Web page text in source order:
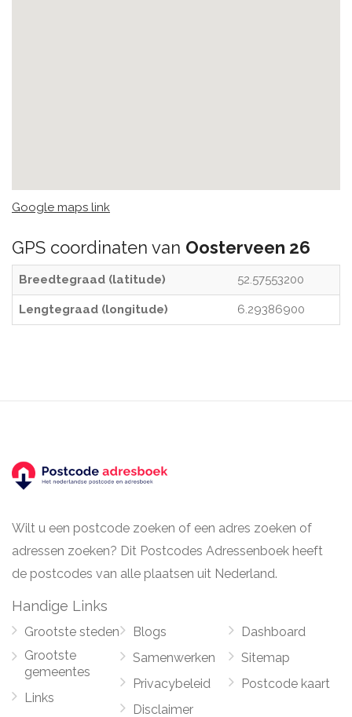
Google maps link
GPS coordinaten van Oosterveen 26
Breedtegraad (latitude) 52.57553200
Lengtegraad (longitude) 6.29386900
Wilt u een postcode zoeken of een adres zoeken of
adressen zoeken? Dit Postcodes Adressenboek heeft
de postcodes van alle plaatsen uit Nederland.
Handige Links
Grootste steden
Grootste
gemeentes
Links
Blogs
Samenwerken
Privacybeleid
Disclaimer
Dashboard
Sitemap
Postcode kaart